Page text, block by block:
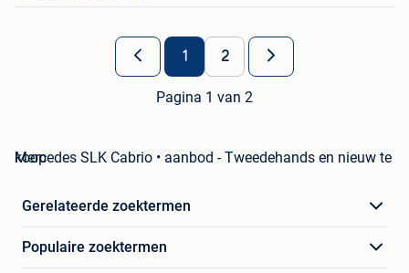
1 2
Pagina 1 van 2
Mercedes SLK Cabrio • aanbod - Tweedehands en nieuw te koop
Gerelateerde zoektermen
Populaire zoektermen